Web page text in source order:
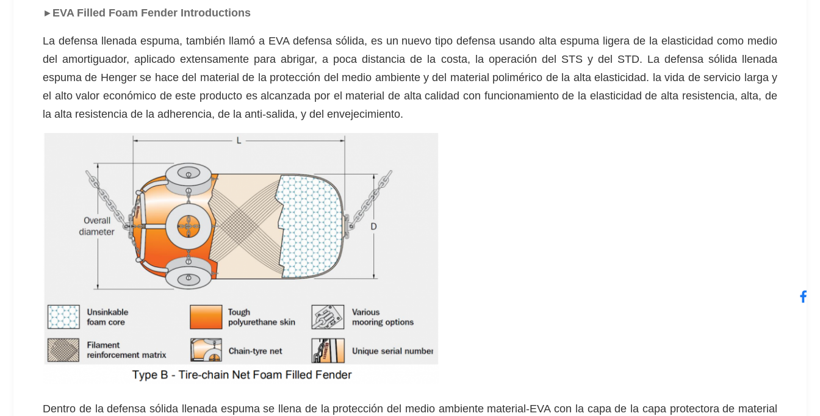
► EVA Filled Foam Fender Introductions
La defensa llenada espuma, también llamó a EVA defensa sólida, es un nuevo tipo defensa usando alta espuma ligera de la elasticidad como medio
del amortiguador, aplicado extensamente para abrigar, a poca distancia de la costa, la operación del STS y del STD. La defensa sólida llenada
espuma de Henger se hace del material de la protección del medio ambiente y del material polimérico de la alta elasticidad. la vida de servicio larga y
el alto valor económico de este producto es alcanzada por el material de alta calidad con funcionamiento de la elasticidad de alta resistencia, alta, de
la alta resistencia de la adherencia, de la anti-salida, y del envejecimiento.
Dentro de la defensa sólida llenada espuma se llena de la protección del medio ambiente material-EVA con la capa de la capa protectora de material